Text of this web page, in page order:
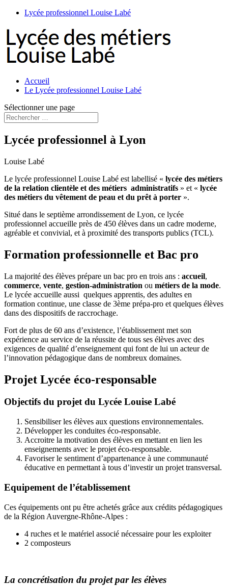
Lycée professionnel Louise Labé
Accueil
Le Lycée professionnel Louise Labé
Sélectionner une page
Lycée professionnel à Lyon
Louise Labé
Le lycée professionnel Louise Labé est labellisé « lycée des métiers
de la relation clientèle et des métiers administratifs » et « lycée
des métiers du vêtement de peau et du prêt à porter ».
Situé dans le septième arrondissement de Lyon, ce lycée
professionnel accueille près de 450 élèves dans un cadre moderne,
agréable et convivial, et à proximité des transports publics (TCL).
Formation professionnelle et Bac pro
La majorité des élèves prépare un bac pro en trois ans : accueil,
commerce, vente, gestion-administration ou métiers de la mode.
Le lycée accueille aussi quelques apprentis, des adultes en
formation continue, une classe de 3ème prépa-pro et quelques élèves
dans des dispositifs de raccrochage.
Fort de plus de 60 ans d’existence, l’établissement met son
expérience au service de la réussite de tous ses élèves avec des
exigences de qualité d’enseignement qui font de lui un acteur de
l’innovation pédagogique dans de nombreux domaines.
Projet Lycée éco-responsable
Objectifs du projet du Lycée Louise Labé
Sensibiliser les élèves aux questions environnementales.
Développer les conduites éco-responsable.
Accroitre la motivation des élèves en mettant en lien les
enseignements avec le projet éco-responsable.
Favoriser le sentiment d’appartenance à une communauté
éducative en permettant à tous d’investir un projet transversal.
Equipement de l’établissement
Ces équipements ont pu être achetés grâce aux crédits pédagogiques
de la Région Auvergne-Rhône-Alpes :
4 ruches et le matériel associé nécessaire pour les exploiter
2 composteurs
La concrétisation du projet par les élèves